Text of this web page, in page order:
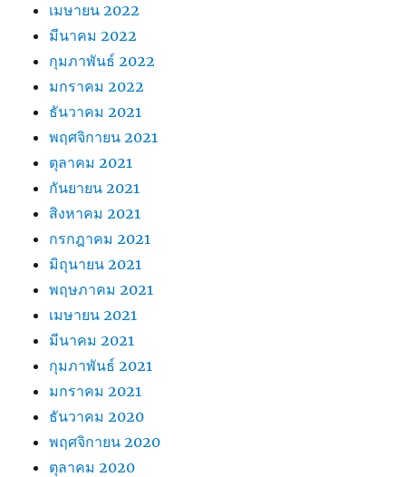
เมษายน 2022
มีนาคม 2022
กุมภาพันธ์ 2022
มกราคม 2022
ธันวาคม 2021
พฤศจิกายน 2021
ตุลาคม 2021
กันยายน 2021
สิงหาคม 2021
กรกฎาคม 2021
มิถุนายน 2021
พฤษภาคม 2021
เมษายน 2021
มีนาคม 2021
กุมภาพันธ์ 2021
มกราคม 2021
ธันวาคม 2020
พฤศจิกายน 2020
ตุลาคม 2020